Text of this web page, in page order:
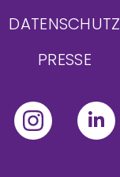
DATENSCHUTZ
PRESSE